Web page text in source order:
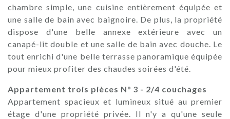
chambre simple, une cuisine entièrement équipée et
une salle de bain avec baignoire. De plus, la propriété
dispose d'une belle annexe extérieure avec un
canapé-lit double et une salle de bain avec douche. Le
tout enrichi d'une belle terrasse panoramique équipée
pour mieux profiter des chaudes soirées d'été.
Appartement trois pièces N° 3 - 2/4 couchages
Appartement spacieux et lumineux situé au premier
étage d'une propriété privée. Il n'y a qu'une seule